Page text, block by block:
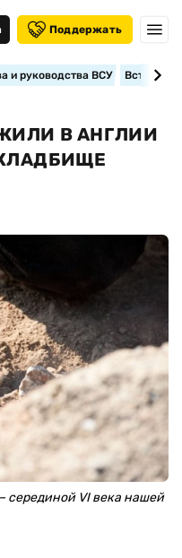
Поддержать
и руководства ВСУ
В АНГЛИИ
серединой VI века нашей